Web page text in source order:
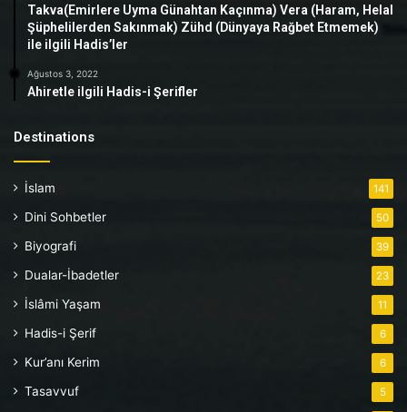
Takva(Emirlere Uyma Günahtan Kaçınma) Vera (Haram, Helal
Şüphelilerden Sakınmak) Zühd (Dünyaya Rağbet Etmemek)
ile ilgili Hadis’ler
Ağustos 3, 2022
Ahiretle ilgili Hadis-i Şerifler
Destinations
İslam 141
Dini Sohbetler 50
Biyografi 39
Dualar-İbadetler 23
İslâmi Yaşam 11
Hadis-i Şerif 6
Kur’anı Kerim 6
Tasavvuf 5